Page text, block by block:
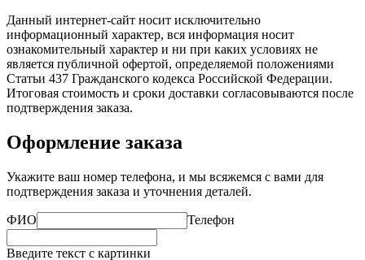
Данный интернет-сайт носит исключительно
информационный характер, вся информация носит
ознакомительный характер и ни при каких условиях не
является публичной офертой, определяемой положениями
Статьи 437 Гражданского кодекса Российской Федерации.
Итоговая стоимость и сроки доставки согласовываются после
подтверждения заказа.
Оформление заказа
Укажите ваш номер телефона, и мы всяжемся с вами для
подтверждения заказа и уточнения деталей.
ФИО Телефон
Введите текст с картинки